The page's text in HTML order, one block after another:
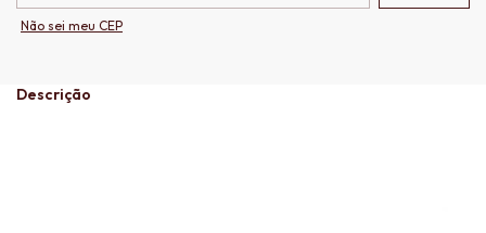
Não sei meu CEP
Descrição